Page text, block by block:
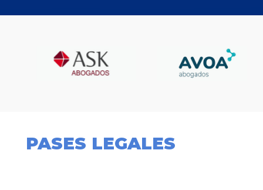
PASES LEGALES